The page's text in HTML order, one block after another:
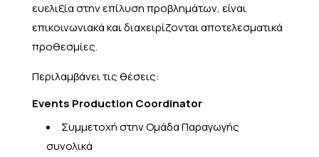
ευελιξία στην επίλυση προβλημάτων, είναι
επικοινωνιακά και διαχειρίζονται αποτελεσματικά
προθεσμίες.
Περιλαμβάνει τις θέσεις:
Events Production Coordinator
Συμμετοχή στην Ομάδα Παραγωγής
συνολικά